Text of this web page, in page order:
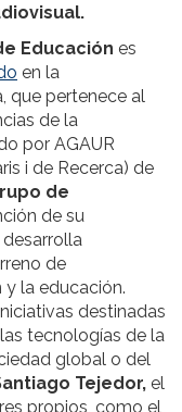
Educación es
en la
que pertenece al
de la
por AGAUR
i de Recerca) de
de
de su
de
la educación.
destinadas
tecnologías de la
global o del
Tejedor, el
propios, como el